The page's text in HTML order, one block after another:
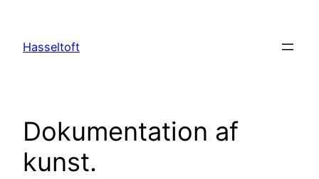
content
Hasseltoft
Dokumentation af
kunst.